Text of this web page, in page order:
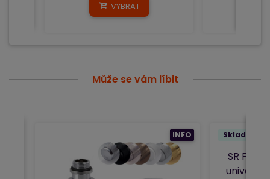
VYBRAT
Může se vám líbit
INFO Skladem 4
SR